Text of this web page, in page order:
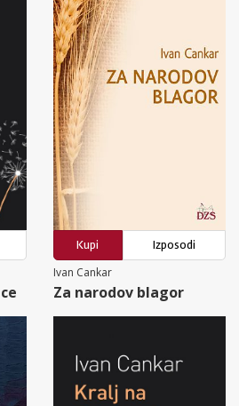
Kupi
Izposodi
Ivan Cankar
Za narodov blagor